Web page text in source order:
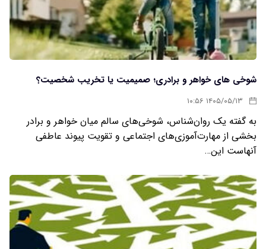
شوخی های خواهر و برادری؛ صمیمیت یا تخریب شخصیت؟
۱۴۰۵/۰۵/۱۳ ۱۰:۵۶
به گفته یک روان‌شناس، شوخی‌های سالم میان خواهر و برادر
بخشی از مهارت‌آموزی‌های اجتماعی و تقویت پیوند عاطفی
آنهاست این…